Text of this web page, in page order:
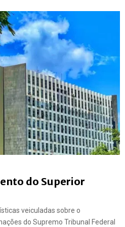
do Superior
veiculadas sobre o
do Supremo Tribunal Federal